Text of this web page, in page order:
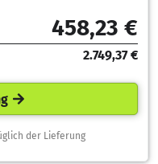
458,23 €
2.749,37 €
der Lieferung